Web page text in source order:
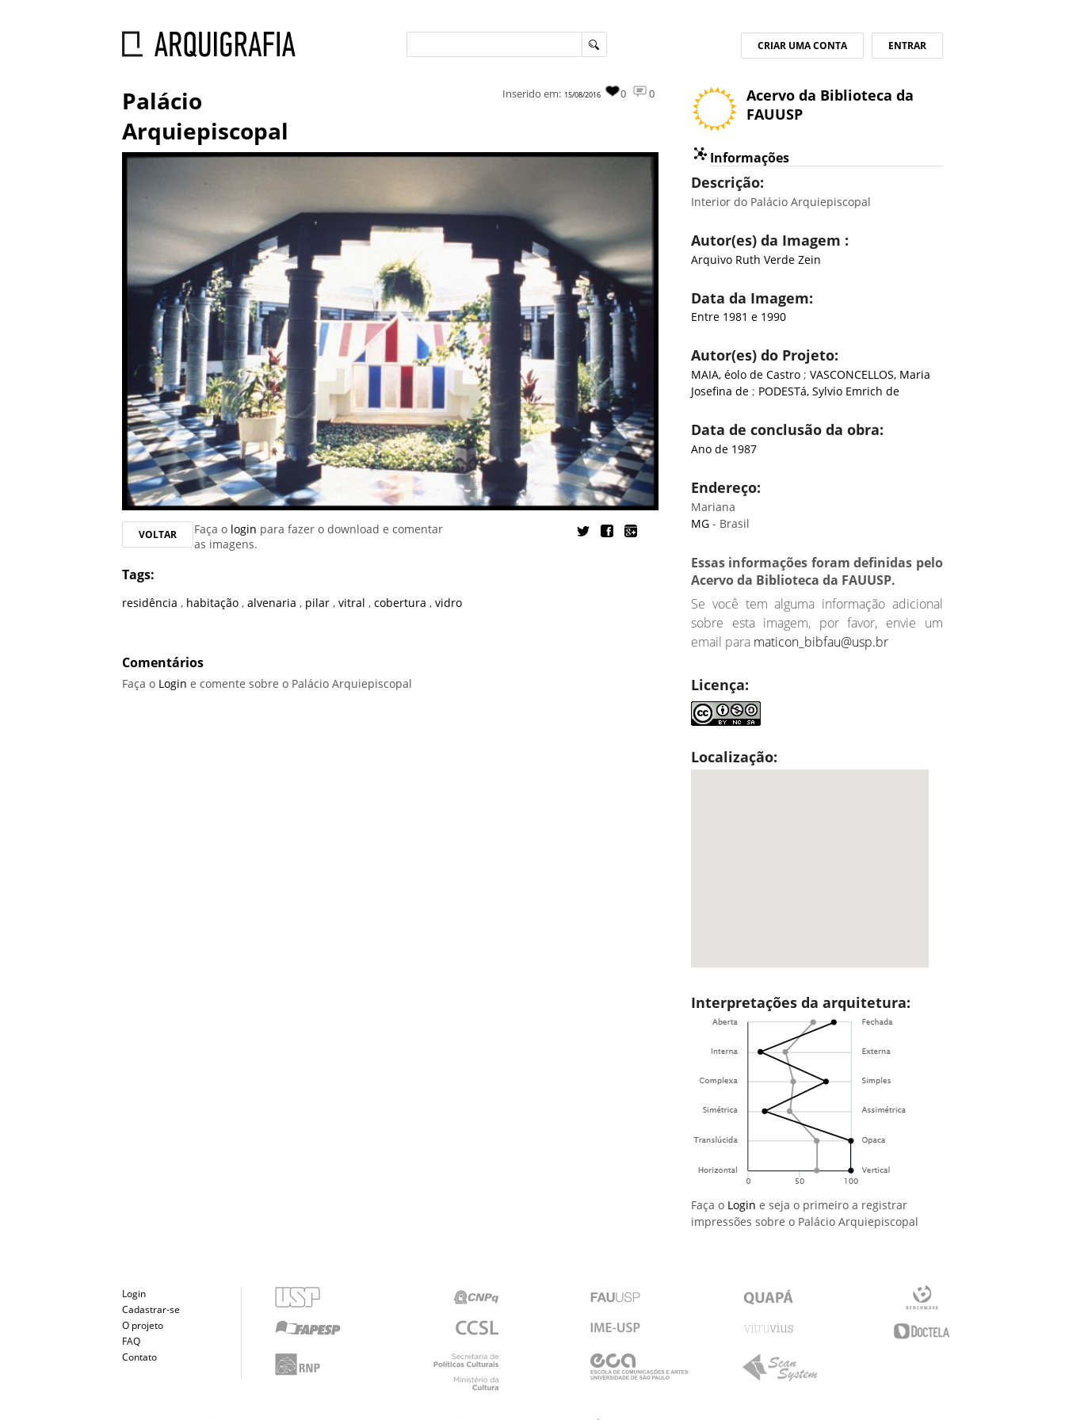
ENTRAR
CRIAR UMA CONTA
Palácio
Arquiepiscopal
0
0
Inserido em: 15/08/2016
VOLTAR Faça o login para fazer o download e comentar
as imagens.
Tags:
residência, habitação,alvenaria, pilar,vitral,cobertura,vidro
Comentários
Faça o Login e comente sobre o Palácio Arquiepiscopal
Acervo da Biblioteca da
FAUUSP
Informações
Descrição:
Interior do Palácio Arquiepiscopal
Autor(es) da Imagem :
Arquivo Ruth Verde Zein
Data da Imagem:
Entre 1981 e 1990
Autor(es) do Projeto:
MAIA, éolo de Castro;VASCONCELLOS, Maria
Josefina de; PODESTá, Sylvio Emrich de
Data de conclusão da obra:
Ano de 1987
Endereço:
Mariana
MG - Brasil
Essas informações foram definidas pelo
Acervo da Biblioteca da FAUUSP.
Se você tem alguma informação adicional
sobre esta imagem, por favor, envie um
email para maticon_bibfau@usp.br
Licença:
Localização:
Interpretações da arquitetura:
Faça o Login e seja o primeiro a registrar
impressões sobre o Palácio Arquiepiscopal
Login
Cadastrar-se
O projeto
FAQ
Contato